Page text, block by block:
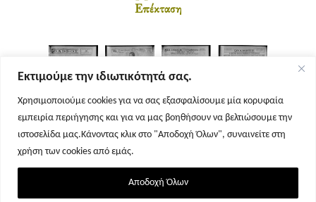
Εκτιμούμε την ιδιωτικότητά σας.
Χρησιμοποιούμε cookies για να σας εξασφαλίσουμε μία κορυφαία
εμπειρία περιήγησης και για να μας βοηθήσουν να βελτιώσουμε την
ιστοσελίδα μας.Κάνοντας κλικ στο "Αποδοχή Όλων", συναινείτε στη
χρήση των cookies από εμάς.
Αποδοχή Όλων
Επέκταση
Σελίδα 1 Σελίδα 2 Σελίδα 3 Σελίδα 4